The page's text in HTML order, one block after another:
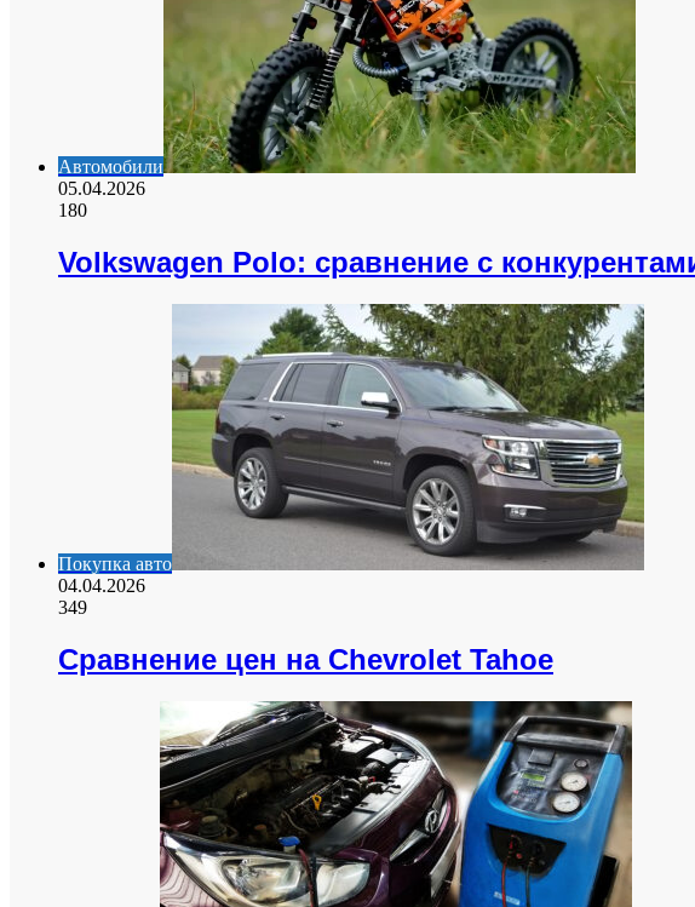
Автомобили
05.04.2026
180
Volkswagen Polo: сравнение с
Покупка авто
04.04.2026
349
Сравнение цен на Chevrolet Tahoe